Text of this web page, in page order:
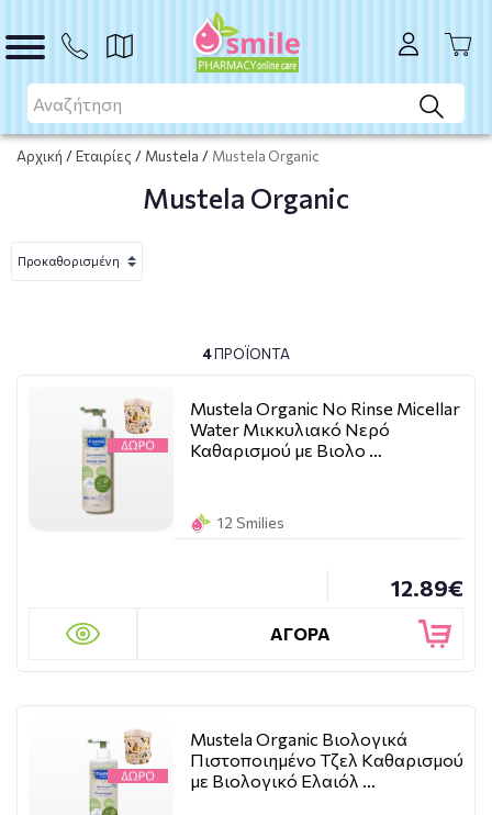
Αρχική /Εταιρίες / Mustela / Mustela Organic
Mustela Organic
4ΠΡΟΪΌΝΤΑ
Mustela Organic No Rinse Micellar
Water Μικκυλιακό Νερό
Καθαρισμού με Βιολο …
12 Smilies
12.89€
ΑΓΟΡΑ
Mustela Organic Βιολογικά
Πιστοποιημένο Tζελ Kαθαρισμού
με Βιολογικό Ελαιόλ …